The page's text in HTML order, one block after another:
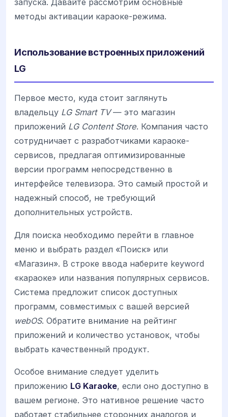
запуска. Давайте рассмотрим основные
методы активации караоке-режима.
Использование встроенных приложений
LG
Первое место, куда стоит заглянуть
владельцу LG Smart TV— это магазин
приложений LG Content Store. Компания часто
сотрудничает с разработчиками караоке-
сервисов, предлагая оптимизированные
версии программ непосредственно в
интерфейсе телевизора. Это самый простой и
надежный способ, не требующий
дополнительных устройств.
Для поиска необходимо перейти в главное
меню и выбрать раздел «Поиск» или
«Магазин». В строке ввода наберите keyword
«караоке» или названия популярных сервисов.
Система предложит список доступных
программ, совместимых с вашей версией
webOS. Обратите внимание на рейтинг
приложений и количество установок, чтобы
выбрать качественный продукт.
Особое внимание следует уделить
приложению LG Karaoke, если оно доступно в
вашем регионе. Это нативное решение часто
работает стабильнее сторонних аналогов и